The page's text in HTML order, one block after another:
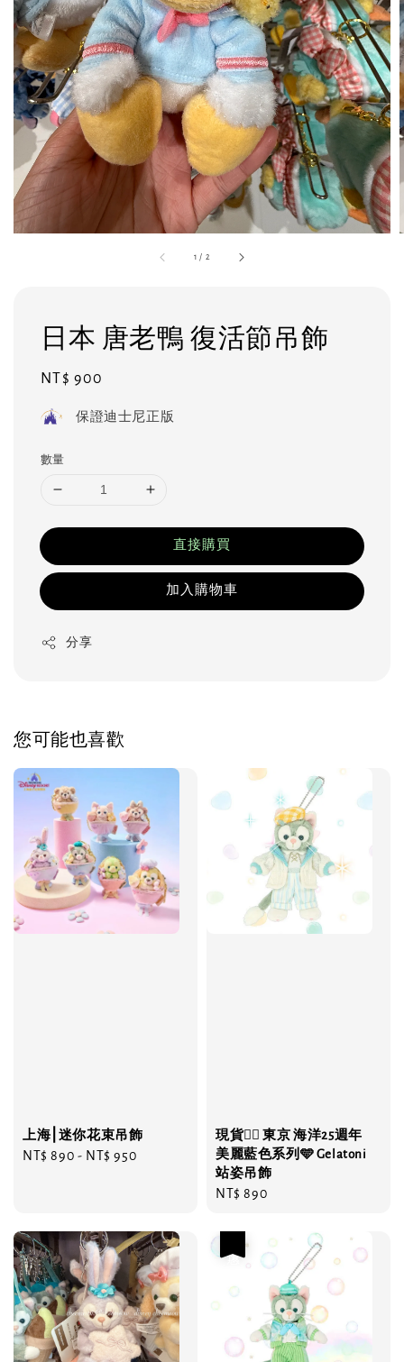
1 / 2
日本 唐老鴨 復活節吊飾
Regular
NT$ 900
保證迪士尼正版
數量
直接購買
加入購物車
分享
您可能也喜歡
上海⎮迷你花束吊飾
Regular
NT$ 890 - NT$ 950
現貨❤️‍🔥 東京 海洋25週年
美麗藍色系列🩵 Gelatoni
站姿吊飾
Regular
NT$ 890